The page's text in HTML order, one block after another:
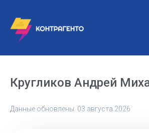
Кругликов Андрей
Данные обновлены: 03 августа 2026